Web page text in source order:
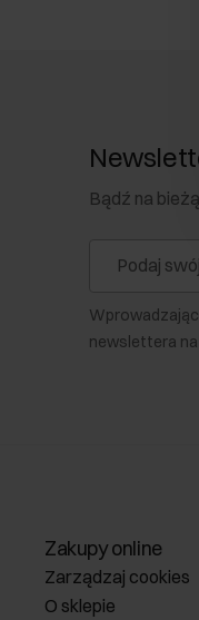
Bądź na
newslettera
Zakupy online
Zarządzaj cookies
O sklepie